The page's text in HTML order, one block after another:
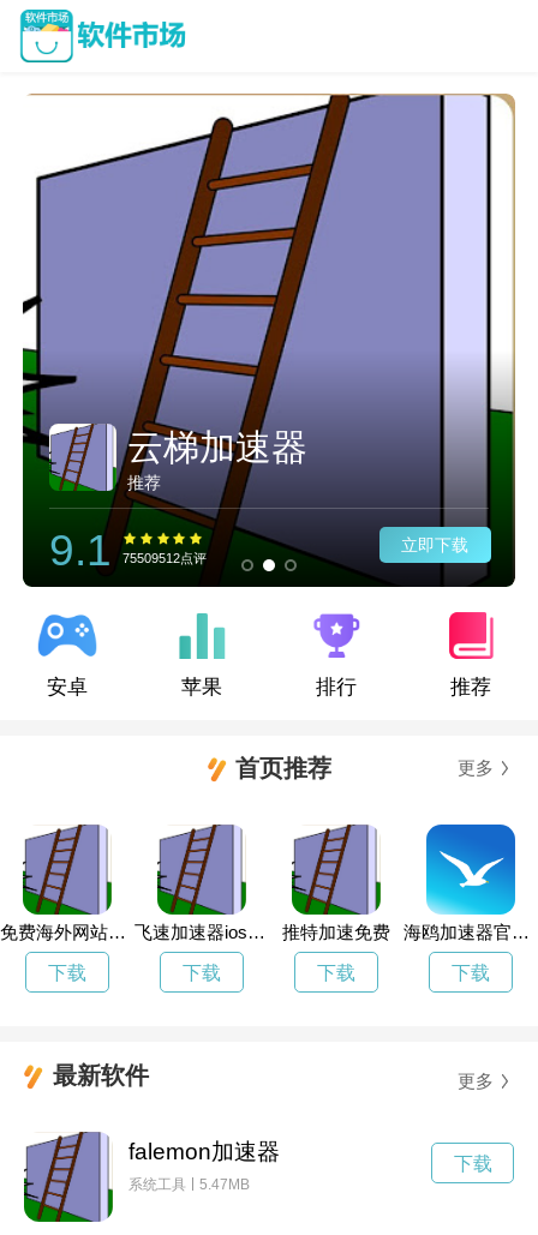
云梯加速器
推荐
9.1 75509512点评
立即下载
安卓 苹果 排行 推荐
首页推荐 更多
免费海外网站服务器
下载
飞速加速器ios下载
下载
推特加速免费
下载
海鸥加速器官网最新版苹果
下载
最新软件 更多
falemon加速器
系统工具 5.47MB
下载